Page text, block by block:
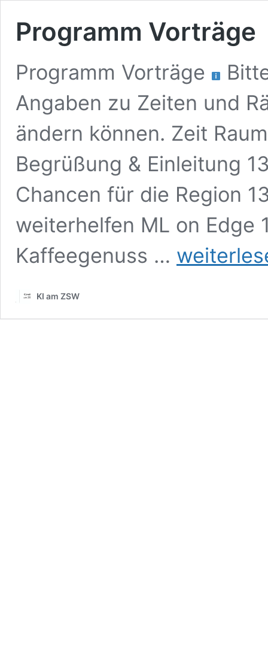
Programm Vorträge
Programm Vorträge
Angaben zu Zeiten und
ändern können. Zeit
Begrüßung & Einleitung
Chancen für die Region
weiterhelfen ML on Edge
Kaffeegenuss …
Programm
Vorträge
KI am ZSW